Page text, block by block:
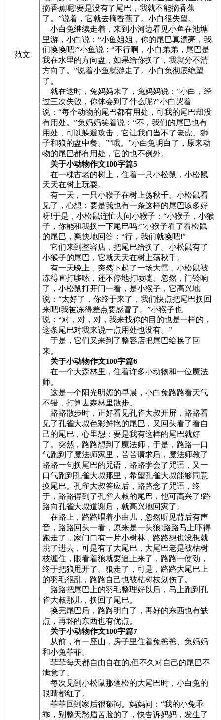
范文
摘香蕉呢!要是没有了尾巴，我就不能摘香蕉
了。”说着，它就去摘香蕉了。小白很失望。
小白兔继续走着，来到小河边看见小鱼在池塘
里游，小白说：“小鱼姐姐，你的尾巴真漂亮，我
们换换吧!”小鱼说：“不行啊，小白弟弟，尾巴是
我在水里的方向盘，如果给你换了，我就分不清
方向了。”说着小鱼就游走了。小白兔彻底绝望
了。
就在这时，兔妈妈来了，兔妈妈说：“小白，经
过三次失败，你体会到了什么呢?”小白哭着
说：“每个动物的尾巴都有用处，可我的尾巴却没
有用处。”兔妈妈笑着说：“不，我们的尾巴也有
用处，可以躲避攻击，它让我们当不了老虎、狮
子和狼的盘中餐。”“哦。”小白兔明白了，原来动
物的尾巴都有用处，它的也不例外。
关于小动物作文100字篇5
在一棵古老的树上，住着一只小松鼠，小松鼠
天天在树上玩耍。
有一天，一只小猴子在树上荡秋千。小松鼠看
见了，心想：要是我也有一条这样的尾巴该多好
呀!于是，小松鼠连忙去问小猴子：“小猴子，小猴
子，你能和我换一下尾巴吗?”小猴子看了看松鼠
的尾巴，爽快地回答：“行，我们就换吧!”
它们来到整容店，把尾巴给换了。小松鼠有了
小猴子的尾巴，它就天天在树上荡秋千。
有一天晚上，突然下起了一场大雪，小松鼠被
冻得直打哆嗦，还不停地打喷嚏。忽然，门铃响
了，小松鼠打开门一看，是小猴子，它高兴地
说：“太好了，你终于来了，我们快点把尾巴换回
来吧!我被冻得差点要感冒了。”小猴子也
说：“对，对，对，我来找你的目的也是一样的，
这条尾巴对我来说一点用处也没有。”
于是，它们又来到了整容店把尾巴给换了回
来。
关于小动物作文100字篇6
在一个大森林里，住着许多小动物和一位魔法
师。
这是一个阳光明媚的早晨，小白兔路路看天气
不错，打算去森林里散步。
路路散步时，正好看见孔雀大叔开屏，路路看
见了孔雀大叔色彩鲜艳的尾巴，又回头看了看自
己的尾巴，心里想：要是我有这样的尾巴就好
了。突然，路路想到了魔法师，于是，路路一口
气跑到了魔法师家里，苦苦请求后，魔法师教了
路路一句换尾巴的咒语，路路学会了咒语，又一
口气跑到孔雀大叔那里，希望孔雀大叔能够同意
换尾巴。孔雀大叔答应后，路路念了咒语，终
于，路路得到了孔雀大叔的尾巴，他可高兴了!路
路向孔雀大叔道谢后，就高兴地回家了。
在路上，路路唱着小曲儿，忽然听见背后有声
音，路路回头一看，原来是一头狼!路路马上吓得
跑走了，家门口有一片小树林，路路想也没想就
跳了进去，可是有了大尾巴，大尾巴老是被枯树
枝缠住，眼看着狼就要追上来了，路路一使劲，
终于把狼甩开了。狼走了，可是，路路大尾巴上
的羽毛很乱，路路自己也被枯树枝划伤了。
路路把尾巴上的羽毛整理好以后，马上跑到孔
雀大叔那儿，换回了尾巴。
换完尾巴后，路路明白了，再好的东西也有缺
点，再坏的东西也有优点。
关于小动物作文100字篇7
从前，有一座山，房子里住着兔爸爸、兔妈妈
和小兔菲菲。
菲菲每天都自由自在的,但不久对自己的尾巴不
满意了。
每次见到小松鼠那蓬松的大尾巴时，小白兔的
眼睛都红了。
菲菲回到家后很郁闷。妈妈问：“我的小兔乖
乖，别整天愁眉苦脸的了，快告诉妈妈，发生了